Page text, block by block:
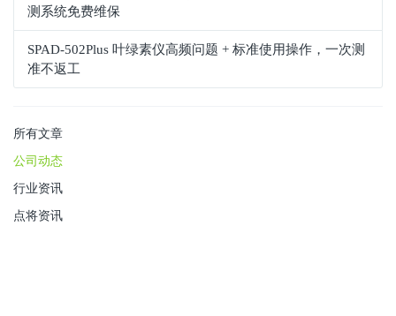
测系统免费维保
SPAD‑502Plus 叶绿素仪高频问题 + 标准使用操作，一次测
准不返工
所有文章
公司动态
行业资讯
点将资讯